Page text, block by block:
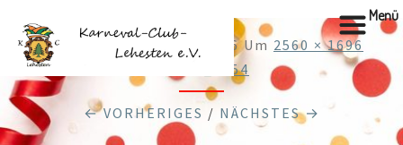
Veröffentlicht 22.02.2026Um 2560 × 1696
DSC_0654
← VORHERIGES / NÄCHSTES →
Menü